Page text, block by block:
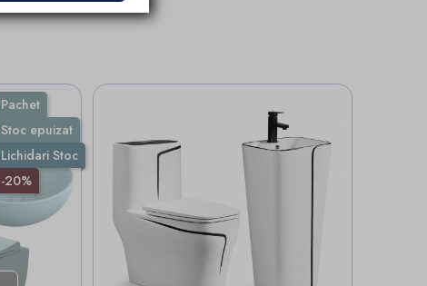
Pachet
Stoc epuizat
Lichidari Stoc
-20%